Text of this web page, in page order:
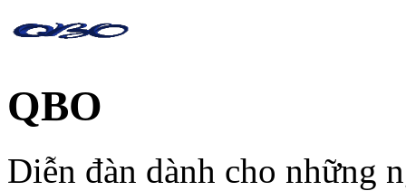
QBO
Diễn đàn dành cho những